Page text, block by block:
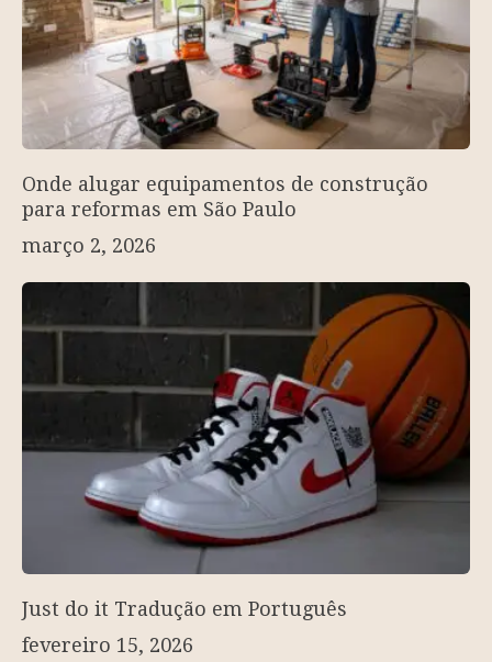
Onde alugar equipamentos de construção
para reformas em São Paulo
março 2, 2026
Just do it Tradução em Português
fevereiro 15, 2026